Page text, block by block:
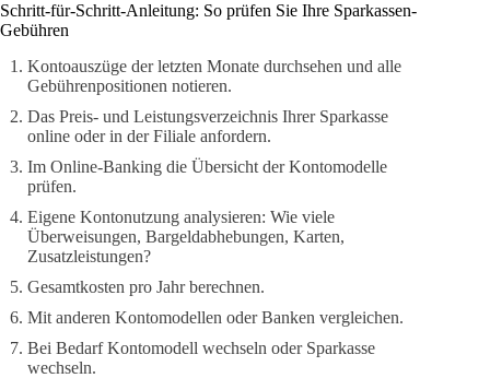
Schritt-für-Schritt-Anleitung: So prüfen Sie Ihre Sparkassen-
Gebühren
Kontoauszüge der letzten Monate durchsehen und alle
Gebührenpositionen notieren.
Das Preis- und Leistungsverzeichnis Ihrer Sparkasse
online oder in der Filiale anfordern.
Im Online-Banking die Übersicht der Kontomodelle
prüfen.
Eigene Kontonutzung analysieren: Wie viele
Überweisungen, Bargeldabhebungen, Karten,
Zusatzleistungen?
Gesamtkosten pro Jahr berechnen.
Mit anderen Kontomodellen oder Banken vergleichen.
Bei Bedarf Kontomodell wechseln oder Sparkasse
wechseln.